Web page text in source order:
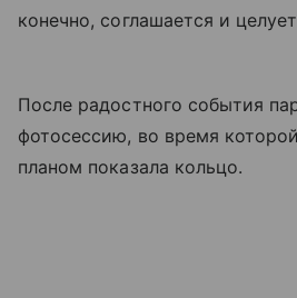
конечно, соглашается и
После радостного события
фотосессию, во время
планом показала кольцо.